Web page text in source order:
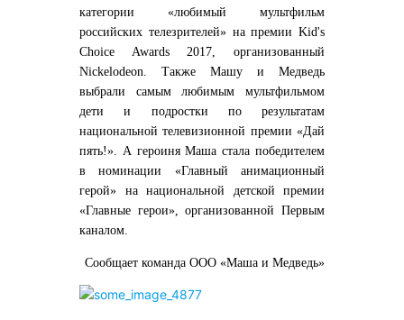
категории «любимый мультфильм
российских телезрителей» на премии Kid's
Choice Awards 2017, организованный
Nickelodeon. Также Машу и Медведь
выбрали самым любимым мультфильмом
дети и подростки по результатам
национальной телевизионной премии «Дай
пять!». А героиня Маша стала победителем
в номинации «Главный анимационный
герой» на национальной детской премии
«Главные герои», организованной Первым
каналом.
Сообщает команда ООО «Маша и Медведь»